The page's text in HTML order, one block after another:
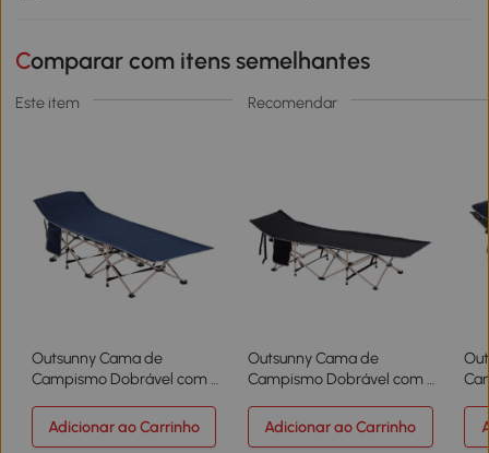
Comparar com itens semelhantes
Este item Recomendar
Outsunny Cama de
Campismo Dobrável com 1
Transporte e Estrutura de
Aço C 190x68x52 cm Azul
Outsunny Cama de
Campismo Dobrável com 1
Transporte e Estrutura de
Adicionar ao Carrinho Adicionar ao Carrinho